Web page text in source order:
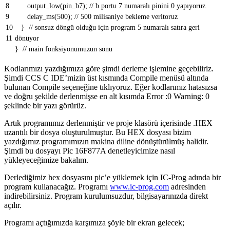
8
9
10
11
output_low(pin_b7); // b portu 7 numaralı pinini 0 yapıyoruz
delay_ms(500); // 500 milisaniye bekleme veritoruz
} // sonsuz döngü olduğu için program 5 numaralı satıra geri
dönüyor
} // main fonksiyonumuzun sonu
Kodlarımızı yazdığımıza göre şimdi derleme işlemine geçebiliriz.
Şimdi CCS C IDE’mizin üst kısmında Compile menüsü altında
bulunan Compile seçeneğine tıklıyoruz. Eğer kodlarımız hatasızsa
ve doğru şekilde derlenmişse en alt kısımda Error :0 Warning: 0
şeklinde bir yazı görürüz.
Artık programımız derlenmiştir ve proje klasörü içerisinde .HEX
uzantılı bir dosya oluşturulmuştur. Bu HEX dosyası bizim
yazdığımız programımızın makina diline dönüştürülmüş halidir.
Şimdi bu dosyayı Pic 16F877A denetleyicimize nasıl
yükleyeceğimize bakalım.
Derlediğimiz hex dosyasını pic’e yüklemek için IC-Prog adında bir
program kullanacağız. Programı www.ic-prog.com adresinden
indirebilirsiniz. Program kurulumsuzdur, bilgisayarınızda direkt
açılır.
Programı açtığımızda karşımıza şöyle bir ekran gelecek;